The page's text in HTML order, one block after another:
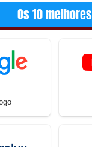
Os 10 melhores